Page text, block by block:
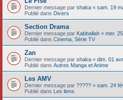
Dernier message par shaka « sam. 19
Publié dans Divers
Section Drama
Dernier message par Kabballah « mer.
Publié dans Cinema, Série TV
Zan
Dernier message par shaka « dim. 01
Publié dans Autres Manga et Anime
Les AMV
Dernier message par ????? « sam. 24
Publié dans Les liens